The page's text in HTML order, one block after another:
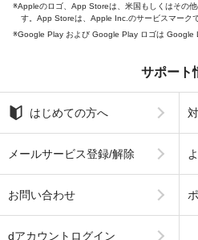
Appleのロゴ、App Storeは、米国もしくはその
す。App Storeは、Apple Inc.のサービスマークで
Google Play および Google Play ロゴは Google
サポート
はじめての方へ
メールサービス登録/解除
お問い合わせ
dアカウントログイン